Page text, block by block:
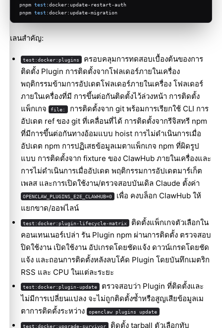
pnpm test :docker:update-restart-auth
pnpm test :docker:update-migration
เลนสำคัญ:
test:docker:plugins
ครอบคลุมการทดสอบเบื้องต้นของการ
ติดตั้ง Plugin การติดตั้งจากโฟลเดอร์ภายในเครื่อง
พฤติกรรมข้ามการอัปเดตโฟลเดอร์ภายในเครื่อง โฟลเดอร์
ภายในเครื่องที่มี การขึ้นต่อกันติดตั้งไว้ล่วงหน้า การติดตั้ง
แพ็กเกจ
file:
การติดตั้งจาก git พร้อมการเรียกใช้ CLI การ
อัปเดต ref ของ git ที่เคลื่อนที่ได้ การติดตั้งจากรีจิสทรี npm
ที่มีการขึ้นต่อกันทางอ้อมแบบ hoist การไม่ดำเนินการเมื่อ
อัปเดต npm การปฏิเสธข้อมูลเมตาแพ็กเกจ npm ที่ผิดรูป
แบบ การติดตั้งจาก fixture ของ ClawHub ภายในเครื่องและ
การไม่ดำเนินการเมื่ออัปเดต พฤติกรรมการอัปเดตมาร์เก็ต
เพลส และการเปิดใช้งาน/ตรวจสอบบันเดิล Claude ตั้งค่า
OPENCLAW_PLUGINS_E2E_CLAWHUB=0
เพื่อ คงบล็อก ClawHub ให้
แยกขาด/ออฟไลน์
test:docker:plugin-lifecycle-matrix
ติดตั้งแพ็กเกจตัวเลือกใน
คอนเทนเนอร์เปล่า รัน Plugin npm ผ่านการติดตั้ง ตรวจสอบ
ปิดใช้งาน เปิดใช้งาน อัปเกรดโดยชัดแจ้ง ดาวน์เกรดโดยชัด
แจ้ง และถอนการติดตั้งหลังลบโค้ด Plugin โดยบันทึกเมตริก
RSS และ CPU ในแต่ละระยะ
test:docker:plugin-update
ตรวจสอบว่า Plugin ที่ติดตั้งและ
ไม่มีการเปลี่ยนแปลง จะไม่ถูกติดตั้งซ้ำหรือสูญเสียข้อมูลเม
ตาการติดตั้งระหว่าง
openclaw plugins update
test:docker:upgrade-survivor ติดตั้ง tarball ตัวเลือกทับ